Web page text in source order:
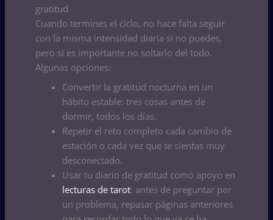
gratitud
Cuando termines el ciclo, no hace falta seguir
con la misma intensidad diaria si no puedes,
pero sí es importante no soltarlo del todo.
Algunas opciones:
Convertir la gratitud nocturna en un
hábito estable: tres cosas antes de
dormir, todos los días.
Repetir el reto completo cada cambio de
estación o cada vez que te sientas muy
desconectado.
Usar tu diario de gratitud como apoyo en
lecturas de tarot: antes de preguntar por
un problema, repasar páginas anteriores